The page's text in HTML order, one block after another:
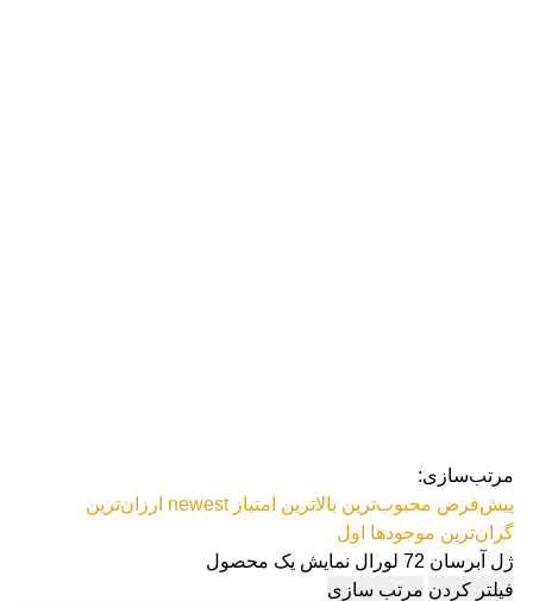
مرتب‌سازی:
پیش‌فرض محبوب‌ترین بالاترین امتیاز newest ارزان‌ترین
گران‌ترین موجودها اول
ژل آبرسان 72 لورال
نمایش یک محصول
فیلتر کردن مرتب سازی